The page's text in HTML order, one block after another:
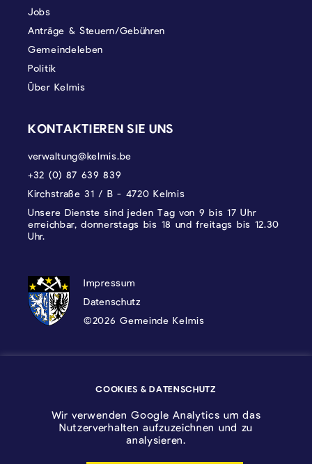
Jobs
Anträge & Steuern/Gebühren
Gemeindeleben
Politik
Über Kelmis
KONTAKTIEREN SIE UNS
verwaltung@kelmis.be
+32 (0) 87 639 839
Kirchstraße 31 / B - 4720 Kelmis
Unsere Dienste sind jeden Tag von 9 bis 17 Uhr
erreichbar, donnerstags bis 18 und freitags bis 12.30
Uhr.
DATENSCHUTZ, IMPRESSUM UND
Impressum
Datenschutz
©2026 Gemeinde Kelmis
COOKIES & DATENSCHUTZ
Wir verwenden Google Analytics um das
Nutzerverhalten aufzuzeichnen und zu
analysieren.